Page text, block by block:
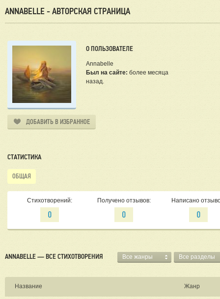
ANNABELLE - АВТОРСКАЯ СТРАНИЦА
О ПОЛЬЗОВАТЕЛЕ
Annabelle
Был на сайте: более месяца
назад.
ДОБАВИТЬ В ИЗБРАННОЕ
СТАТИСТИКА
ОБЩАЯ
Стихотворений:
0
Получено отзывов:
0
Написано
0
ANNABELLE — ВСЕ СТИХОТВОРЕНИЯ Все жанры Все разделы
Название Жанр